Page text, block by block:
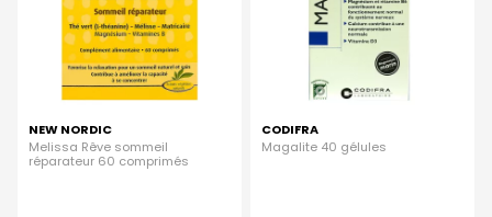
NEW NORDIC
Melissa Rêve sommeil
réparateur 60 comprimés
CODIFRA
Magalite 40 gélules